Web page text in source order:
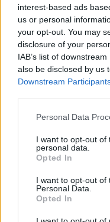
interest-based ads
us or personal
your opt-out. You may
disclosure of your
IAB’s list of
also be disclosed by us
Downstream
Personal Data
I want to opt-out of
personal data.
Opted In
I want to opt-out of
Personal Data.
Opted In
Esim for Global|